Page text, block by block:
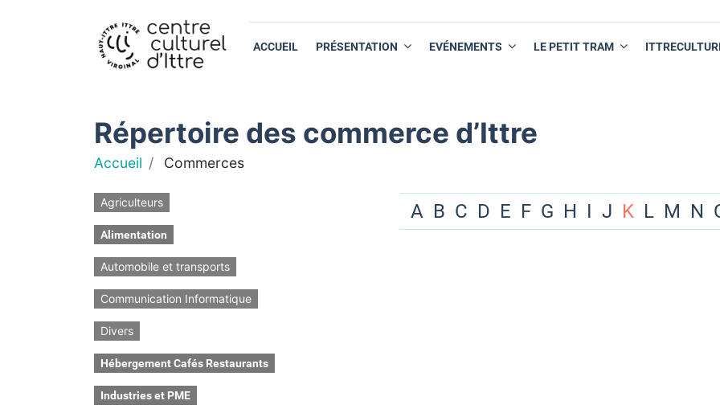
ACCUEIL PRÉSENTATION EVÉNEMENTS LE PETIT TRAM
Répertoire des commerce d’Ittre
Accueil Commerces
Agriculteurs
Alimentation
Automobile et transports
Communication Informatique
Divers
Hébergement Cafés Restaurants
Industries et PME
A B C D E F G H I J K L M N